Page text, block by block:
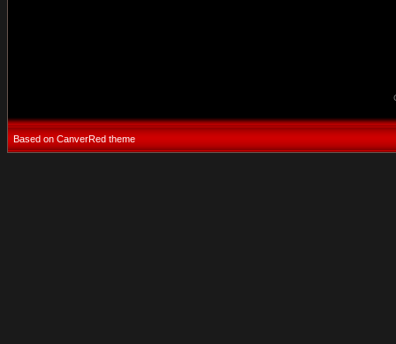
Based on CanverRed theme